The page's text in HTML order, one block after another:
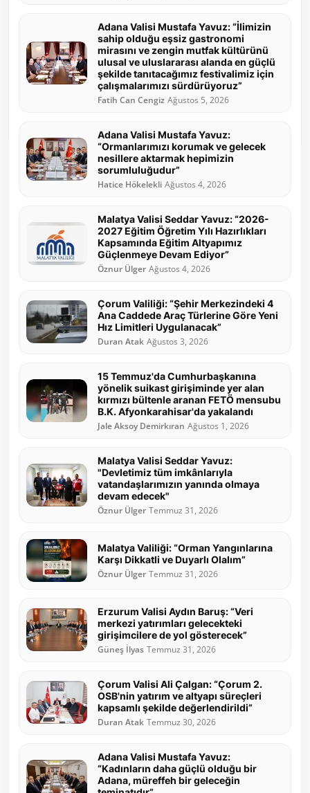
Adana Valisi Mustafa Yavuz: “İlimizin
sahip olduğu eşsiz gastronomi
mirasını ve zengin mutfak kültürünü
ulusal ve uluslararası alanda en güçlü
şekilde tanıtacağımız festivalimiz için
çalışmalarımızı sürdürüyoruz”
Fatih Can Cengiz Ağustos 5, 2026
Adana Valisi Mustafa Yavuz:
“Ormanlarımızı korumak ve gelecek
nesillere aktarmak hepimizin
sorumluluğudur”
Hatice Hökelekli Ağustos 4, 2026
Malatya Valisi Seddar Yavuz: “2026-
2027 Eğitim Öğretim Yılı Hazırlıkları
Kapsamında Eğitim Altyapımız
Güçlenmeye Devam Ediyor”
Öznur Ülger Ağustos 4, 2026
Çorum Valiliği: “Şehir Merkezindeki 4
Ana Caddede Araç Türlerine Göre Yeni
Hız Limitleri Uygulanacak”
Duran Atak Ağustos 3, 2026
15 Temmuz'da Cumhurbaşkanına
yönelik suikast girişiminde yer alan
kırmızı bültenle aranan FETÖ mensubu
B.K. Afyonkarahisar'da yakalandı
Jale Aksoy Demirkıran Ağustos 1, 2026
Malatya Valisi Seddar Yavuz:
"Devletimiz tüm imkânlarıyla
vatandaşlarımızın yanında olmaya
devam edecek"
Öznur Ülger Temmuz 31, 2026
Malatya Valiliği: “Orman Yangınlarına
Karşı Dikkatli ve Duyarlı Olalım”
Öznur Ülger Temmuz 31, 2026
Erzurum Valisi Aydın Baruş: “Veri
merkezi yatırımları gelecekteki
girişimcilere de yol gösterecek”
Güneş İlyas Temmuz 31, 2026
Çorum Valisi Ali Çalgan: “Çorum 2.
OSB'nin yatırım ve altyapı süreçleri
kapsamlı şekilde değerlendirildi”
Duran Atak Temmuz 30, 2026
Adana Valisi Mustafa Yavuz:
“Kadınların daha güçlü olduğu bir
Adana, müreffeh bir geleceğin